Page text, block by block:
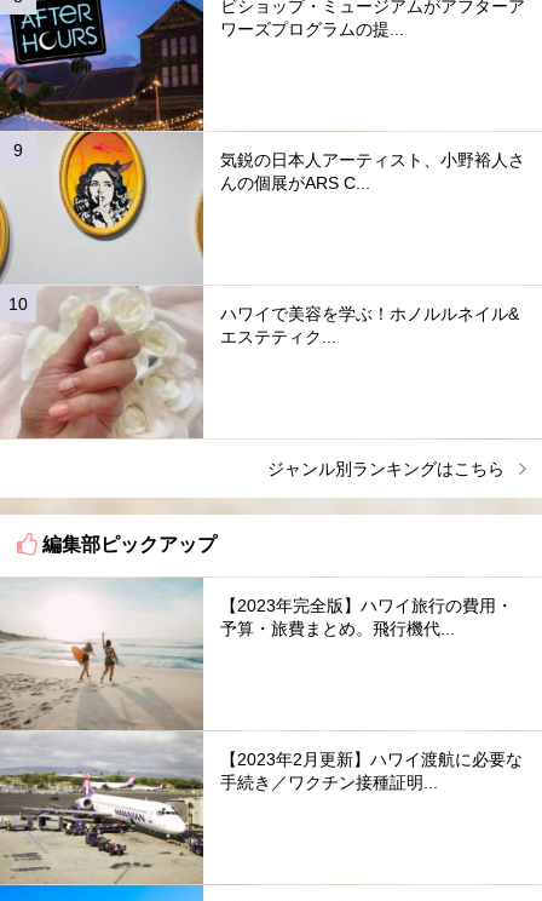
ビショップ・ミュージアムがアフターア
ワーズプログラムの提...
気鋭の日本人アーティスト、小野裕人さ
んの個展がARS C...
ハワイで美容を学ぶ！ホノルルネイル&
エステティク...
ジャンル別ランキングはこちら
編集部ピックアップ
【2023年完全版】ハワイ旅行の費用・
予算・旅費まとめ。飛行機代...
【2023年2月更新】ハワイ渡航に必要な
手続き／ワクチン接種証明...